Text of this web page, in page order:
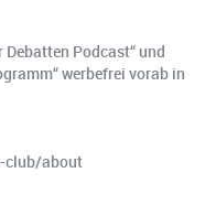
Debatten Podcast“ und
werbefrei vorab in
club/about